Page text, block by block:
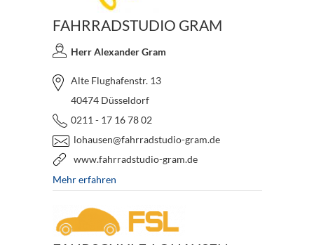
FAHRRADSTUDIO GRAM
Herr Alexander Gram
Alte Flughafenstr. 13
40474 Düsseldorf
0211 - 17 16 78 02
lohausen@fahrradstudio-gram.de
www.fahrradstudio-gram.de
Mehr erfahren